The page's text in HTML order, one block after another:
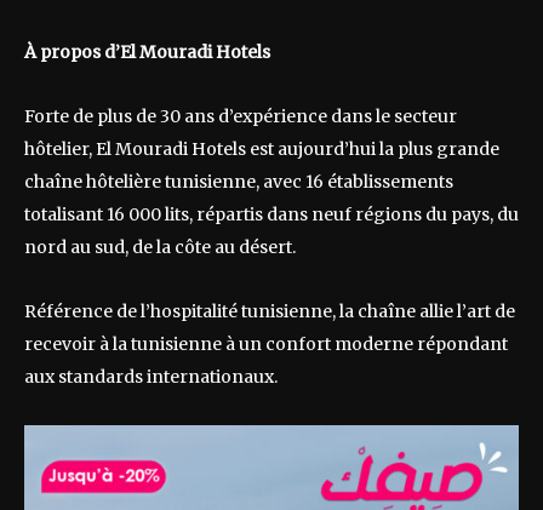
À propos d’El Mouradi Hotels
Forte de plus de 30 ans d’expérience dans le secteur
hôtelier, El Mouradi Hotels est aujourd’hui la plus grande
chaîne hôtelière tunisienne, avec 16 établissements
totalisant 16 000 lits, répartis dans neuf régions du pays, du
nord au sud, de la côte au désert.
Référence de l’hospitalité tunisienne, la chaîne allie l’art de
recevoir à la tunisienne à un confort moderne répondant
aux standards internationaux.